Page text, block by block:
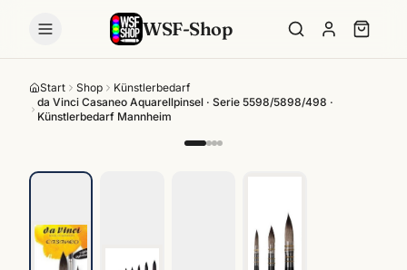
WSF-Shop
Start Shop
Künstlerbedarf
da Vinci Casaneo Aquarellpinsel · Serie 5598/5898/498 ·
Künstlerbedarf Mannheim